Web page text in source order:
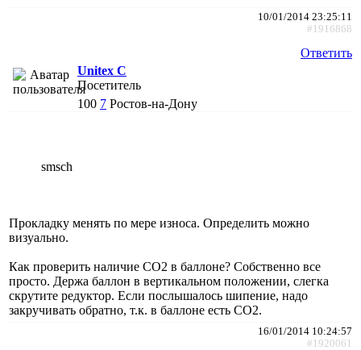
10/01/2014 23:25:11
#1916868
Ответить
Unitex C
Посетитель
100 7 Ростов-на-Дону
smsch
Прокладку менять по мере износа. Определить можно
визуально.
Как проверить наличие СО2 в баллоне? Собственно все
просто. Держа баллон в вертикальном положении, слегка
скрутите редуктор. Если послышалось шипение, надо
закручивать обратно, т.к. в баллоне есть СО2.
16/01/2014 10:24:57
#1920061